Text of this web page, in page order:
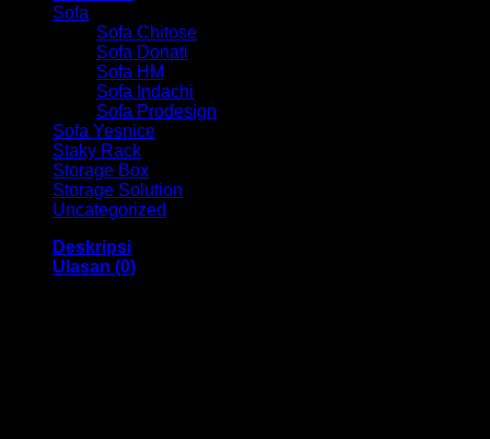
Sofa
Sofa Chitose
Sofa Donati
Sofa HM
Sofa Indachi
Sofa Prodesign
Sofa Yesnice
Staky Rack
Storage Box
Storage Solution
Uncategorized
Deskripsi
Ulasan (0)